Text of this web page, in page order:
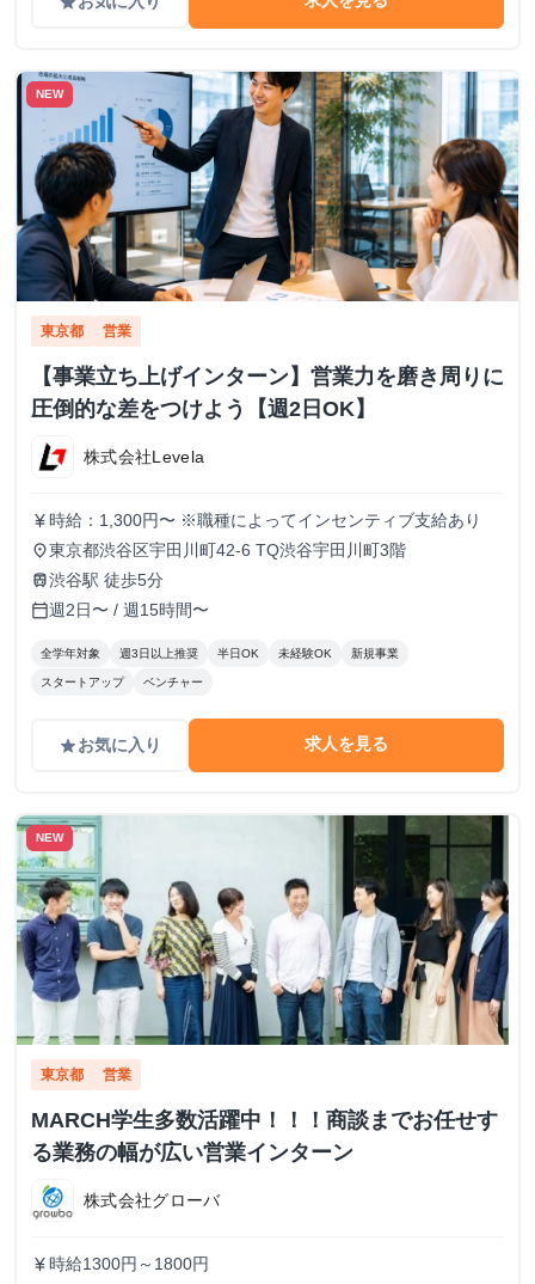
NEW
東京都 営業
【事業立ち上げインターン】営業力を磨き周りに
圧倒的な差をつけよう【週2日OK】
株式会社Levela
currency_yen 時給：1,300円〜 ※職種によってインセンティブ支給あり
place東京都渋谷区宇田川町42-6 TQ渋谷宇田川町3階
train渋谷駅 徒歩5分
calendar_today週2日〜 / 週15時間〜
全学年対象 週3日以上推奨 半日OK 未経験OK 新規事業
スタートアップ ベンチャー
gradeお気に入り 求人を見る
NEW
東京都 営業
MARCH学生多数活躍中！！！商談までお任せす
る業務の幅が広い営業インターン
株式会社グローバ
currency_yen 時給1300円～1800円